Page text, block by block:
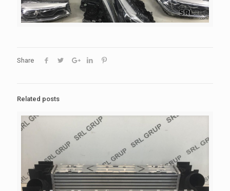
Share
Related posts